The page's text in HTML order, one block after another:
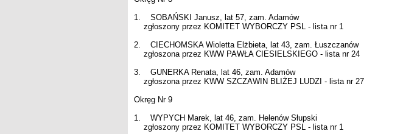
1. SOBAŃSKI Janusz, lat 57, zam. Adamów
zgłoszony przez KOMITET WYBORCZY PSL - lista nr 1
2. CIECHOMSKA Wioletta Elżbieta, lat 43, zam. Łuszczanów
zgłoszona przez KWW PAWŁA CIESIELSKIEGO - lista nr 24
3. GUNERKA Renata, lat 46, zam. Adamów
zgłoszona przez KWW SZCZAWIN BLIŻEJ LUDZI - lista nr 27
Okręg Nr 9
1. WYPYCH Marek, lat 46, zam. Helenów Słupski
zgłoszony przez KOMITET WYBORCZY PSL - lista nr 1